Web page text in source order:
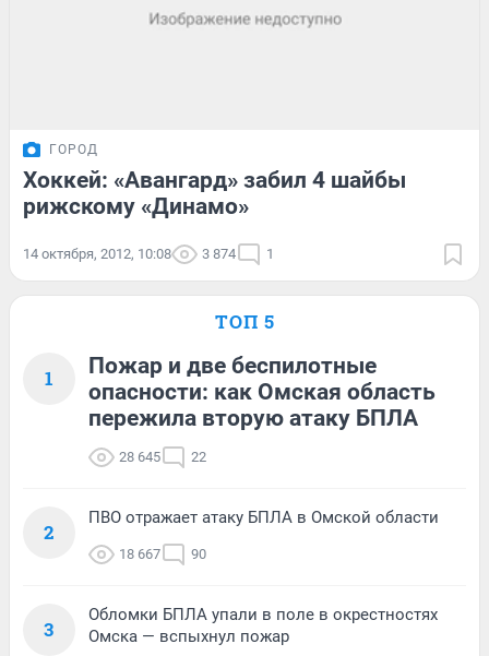
ГОРОД
Хоккей: «Авангард» забил 4 шайбы
рижскому «Динамо»
14 октября, 2012, 10:08 3 874 1
ТОП 5
1
Пожар и две беспилотные
опасности: как Омская область
пережила вторую атаку БПЛА
28 645 22
2
ПВО отражает атаку БПЛА в Омской области
18 667 90
3
Обломки БПЛА упали в поле в окрестностях
Омска — вспыхнул пожар